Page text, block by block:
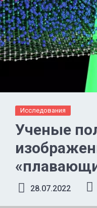
Исследования
Ученые
атомов
28.07.2022